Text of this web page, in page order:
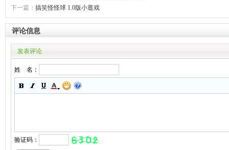
下一篇： 搞笑怪怪球 1.0版小逛戏
评论信息
发表评论
姓 名：
验证码：